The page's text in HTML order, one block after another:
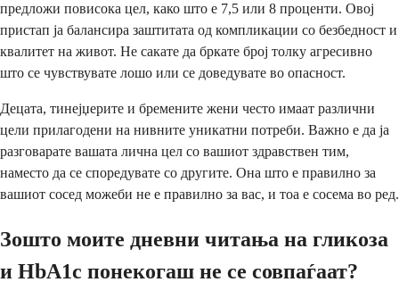
предложи повисока цел, како што е 7,5 или 8 проценти. Овој
пристап ја балансира заштитата од компликации со безбедност и
квалитет на живот. Не сакате да бркате број толку агресивно
што се чувствувате лошо или се доведувате во опасност.
Децата, тинејџерите и бремените жени често имаат различни
цели прилагодени на нивните уникатни потреби. Важно е да ја
разговарате вашата лична цел со вашиот здравствен тим,
наместо да се споредувате со другите. Она што е правилно за
вашиот сосед можеби не е правилно за вас, и тоа е сосема во ред.
Зошто моите дневни читања на гликоза
и HbA1c понекогаш не се совпаѓаат?